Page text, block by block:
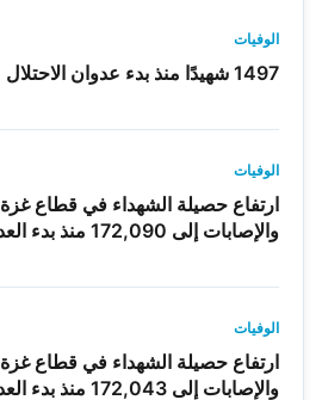
الوفيات
1497 شهيدًا منذ بدء عدوان الاحتلال على لبنان
الوفيات
والإصابات إلى 172,090 منذ بدء العدوان
الوفيات
والإصابات إلى 172,043 منذ بدء العدوان